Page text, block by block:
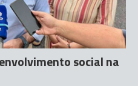
social na